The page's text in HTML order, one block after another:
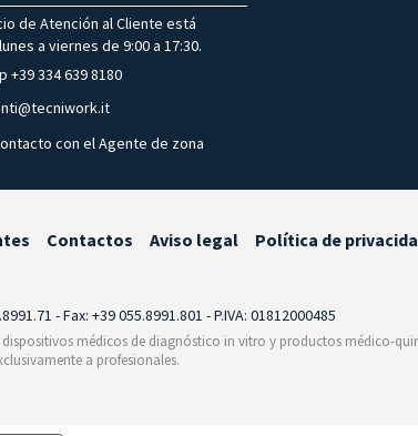
de Atención al Cliente está
a viernes de 9:00 a 17:30.
+39 334 639 8180
con el Agente de zona
Contactos Aviso legal Política de
- Fax: +39 055.8991.801 - P.IVA: 01812000485
médicos de diagnóstico in vitro y productos médico-
a profesionales.